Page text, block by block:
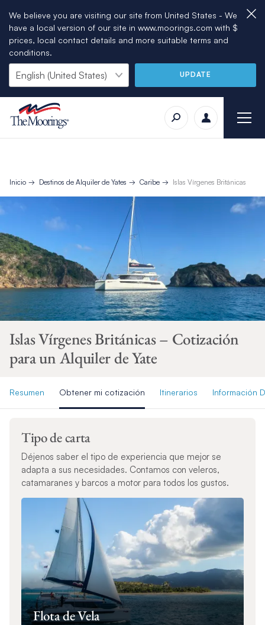
We believe you are visiting our site from United States - We
have a local version of our site in www.moorings.com with $
prices, local contact details and more suitable terms and
conditions.
UPDATE
Inicio Destinos de Alquiler de Yates Caribe Islas Vírgenes Británicas
Islas Vírgenes Británicas – Cotización
para un Alquiler de Yate
Resumen Obtener mi cotización Itinerarios Información
Tipo de carta
Déjenos saber el tipo de experiencia que mejor se
adapta a sus necesidades. Contamos con veleros,
catamaranes y barcos a motor para todos los gustos.
Flota de Vela